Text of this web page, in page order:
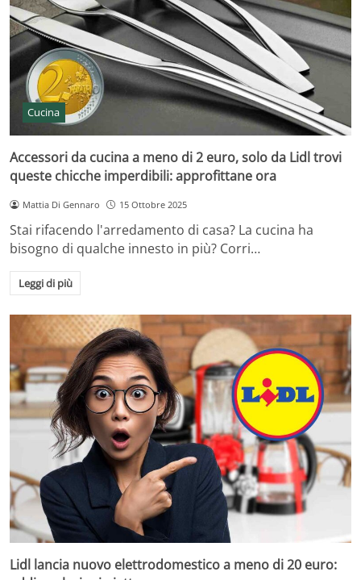
Cucina
Accessori da cucina a meno di 2 euro, solo da Lidl trovi
queste chicche imperdibili: approfittane ora
Mattia Di Gennaro 15 Ottobre 2025
Stai rifacendo l'arredamento di casa? La cucina ha
bisogno di qualche innesto in più? Corri…
Leggi di più
Lidl lancia nuovo elettrodomestico a meno di 20 euro: